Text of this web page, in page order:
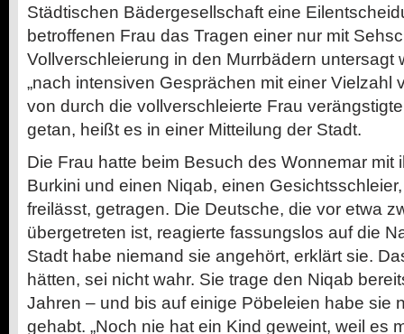
Städtischen Bädergesellschaft eine
betroffenen Frau das Tragen einer nur mit
Vollverschleierung in den Murrbädern untersagt
„nach intensiven Gesprächen mit einer Vielzahl
von durch die vollverschleierte Frau
getan, heißt es in einer Mitteilung der Stadt.
Die Frau hatte beim Besuch des Wonnemar mit
Burkini und einen Niqab, einen
freilässt, getragen. Die Deutsche, die vor etwa
übergetreten ist, reagierte fassungslos auf die
Stadt habe niemand sie angehört, erklärt sie.
hätten, sei nicht wahr. Sie trage den Niqab
Jahren – und bis auf einige Pöbeleien habe sie
gehabt. „Noch nie hat ein Kind geweint, weil es